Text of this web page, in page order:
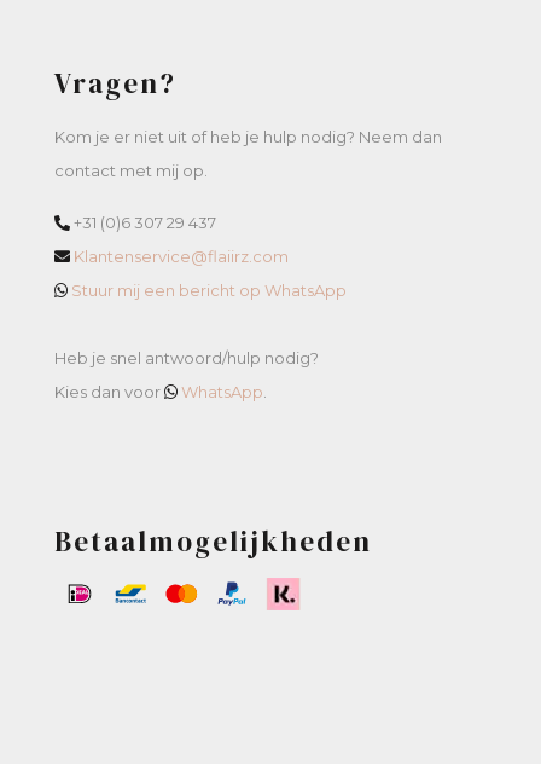
Vragen?
Kom je er niet uit of heb je hulp nodig? Neem dan
contact met mij op.
+31 (0)6 307 29 437
Klantenservice@flaiirz.com
Stuur mij een bericht op WhatsApp
Heb je snel antwoord/hulp nodig?
Kies dan voor
WhatsApp
Betaalmogelijkheden